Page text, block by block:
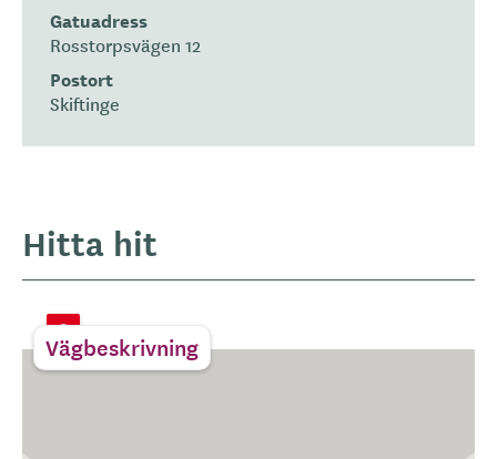
Gatuadress
Rosstorpsvägen 12
Postort
Skiftinge
Hitta hit
Vägbeskrivning